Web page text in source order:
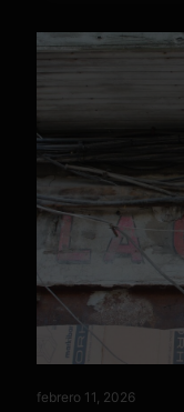
febrero 11, 2026